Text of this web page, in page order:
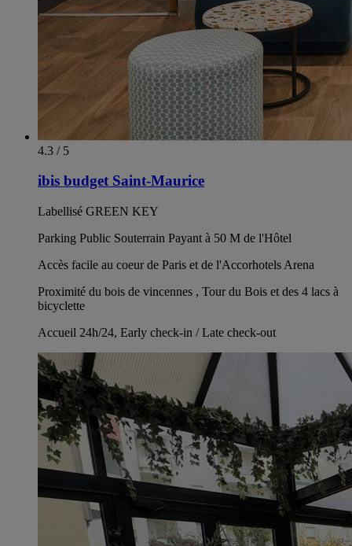
4.3 / 5
ibis budget Saint-Maurice
Labellisé GREEN KEY
Parking Public Souterrain Payant à 50 M de l'Hôtel
Accès facile au coeur de Paris et de l'Accorhotels Arena
Proximité du bois de vincennes , Tour du Bois et des 4 lacs à
bicyclette
Accueil 24h/24, Early check-in / Late check-out